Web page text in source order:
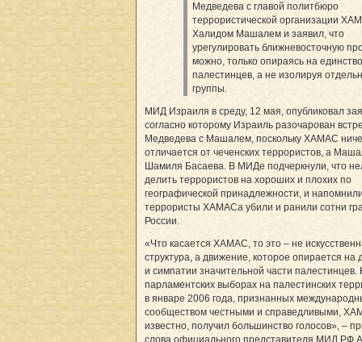
Медведева с главой политбюро
террористической организации
Халидом Машалем и заявил, что
урегулировать ближневосточную
можно, только опираясь на
палестинцев, а не изолируя
группы.
МИД Израиля в среду, 12 мая, опубликовал
согласно которому Израиль разочарован
Медведева с Машалем, поскольку ХАМАС
отличается от чеченских террористов, а
Шамиля Басаева. В МИДе подчеркнули, что
делить террористов на хороших и плохих по
географической принадлежности, и
террористы ХАМАСа убили и ранили сотни
России.
«Что касается ХАМАС, то это – не
структура, а движение, которое опирается на
и симпатии значительной части палестинцев.
парламентских выборах на палестинских
в январе 2006 года, признанных
сообществом честными и справедливыми,
известно, получил большинство голосов», –
слова официального представителя МИД РФ